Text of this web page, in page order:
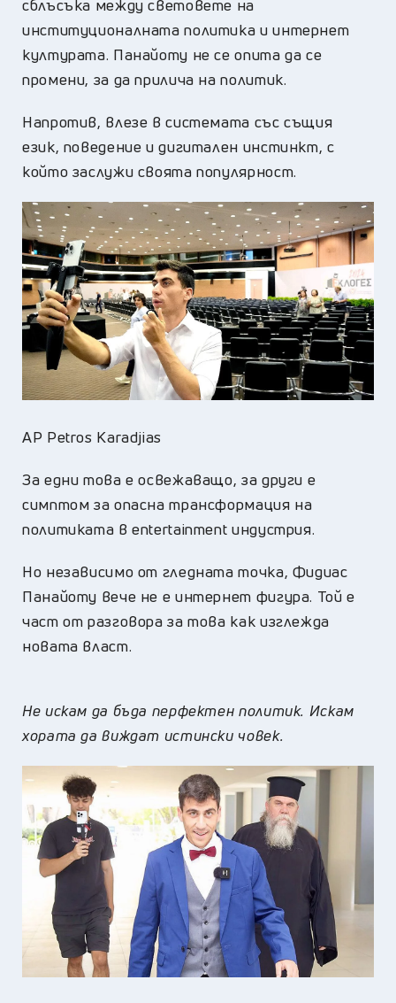
сблъсъка между световете на
институционалната политика и интернет
културата. Панайоту не се опита да се
промени, за да прилича на политик.
Напротив, влезе в системата със същия
език, поведение и дигитален инстинкт, с
който заслужи своята популярност.
AP Petros Karadjias
За едни това е освежаващо, за други е
симптом за опасна трансформация на
политиката в entertainment индустрия.
Но независимо от гледната точка, Фидиас
Панайоту вече не е интернет фигура. Той е
част от разговора за това как изглежда
новата власт.
Не искам да бъда перфектен политик. Искам
хората да виждат истински човек.